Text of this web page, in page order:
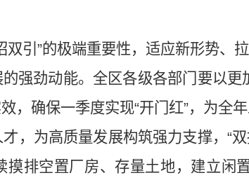
双引”的极端重要性，适应新形势、
强劲动能。全区各级各部门要以
，确保一季度实现“开门红”，为全年
，为高质量发展构筑强力支撑，“
摸排空置厂房、存量土地，建立